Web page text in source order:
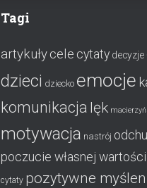
Tagi
artykułycele cytaty decyzje
dzieci dziecko emocje
komunikacja lęk
motywacja nastrój
poczucie własnej wartości
cytaty pozytywne